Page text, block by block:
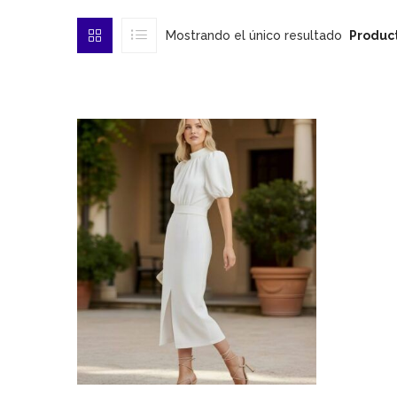
Mostrando el único resultado